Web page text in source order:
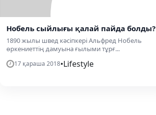
Нобель сыйлығы қалай пайда болды?
1890 жылы швед кәсіпкері Альфред Нобель
өркениеттің дамуына ғылыми тұрғ...
17 қараша 2018•Lifestyle